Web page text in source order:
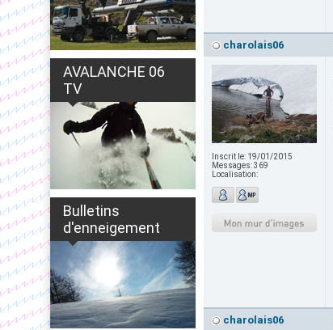
AVALANCHE 06
TV
Bulletins
d'enneigement
charolais06
Inscrit le: 19/01/2015
Messages:369
Localisation:
charolais06